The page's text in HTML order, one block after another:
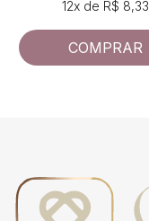
12x de R$ 8,33
COMPRAR